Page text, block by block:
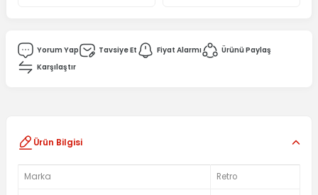
Yorum Yap Tavsiye Et Fiyat Alarmı
Ürünü Paylaş
Karşılaştır
Ürün Bilgisi
Marka Retro